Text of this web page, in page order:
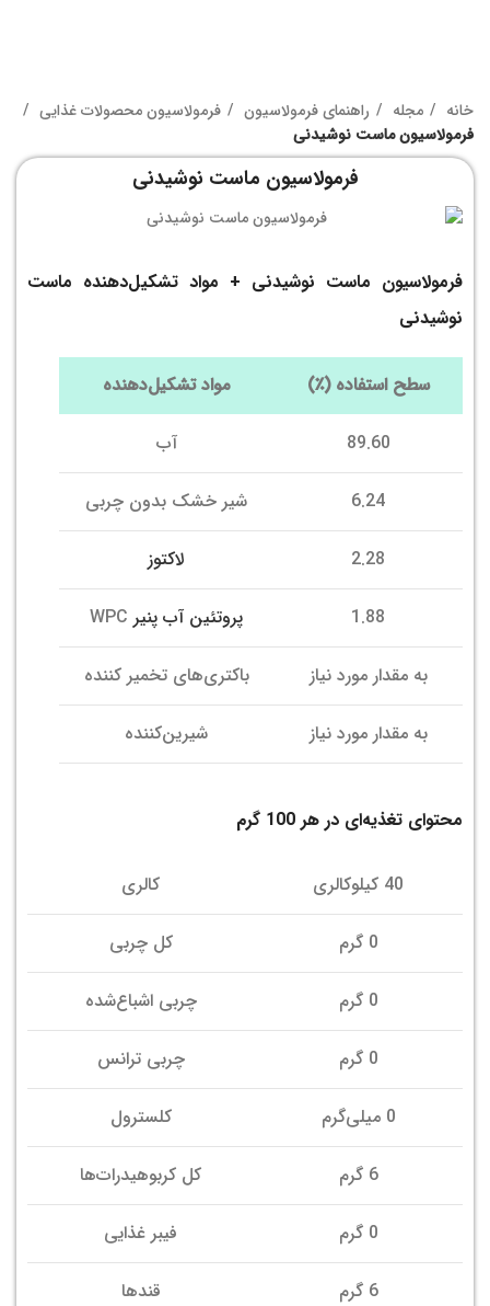
خانه مجله راهنمای فرمولاسیون
فرمولاسیون محصولات غذایی
فرمولاسیون ماست نوشیدنی
فرمولاسیون ماست نوشیدنی
فرمولاسیون ماست نوشیدنی + مواد تشکیل‌دهنده ماست
نوشیدنی
سطح استفاده (٪) مواد تشکیل‌دهنده
89.60 آب
6.24 شیر خشک بدون چربی
2.28 لاکتوز
1.88 پروتئین آب پنیر
به مقدار مورد نیاز باکتری‌های تخمیر کننده
به مقدار مورد نیاز شیرین‌کننده
محتوای تغذیه‌ای در هر 100 گرم
40 کیلوکالری کالری
0 گرم کل چربی
0 گرم چربی اشباع‌شده
0 گرم چربی ترانس
0 میلی‌گرم کلسترول
6 گرم کل کربوهیدرات‌ها
0 گرم فیبر غذایی
6 گرم قندها